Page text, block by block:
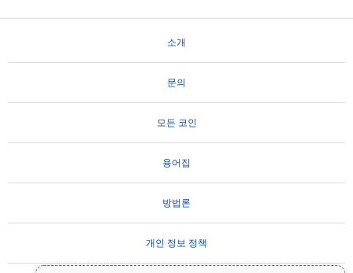
소개
문의
모든 코인
용어집
방법론
개인 정보 정책